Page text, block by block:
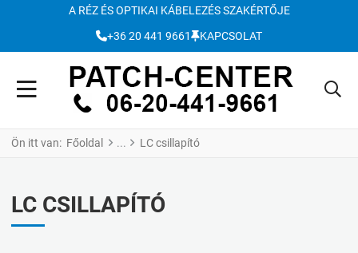
A RÉZ ÉS OPTIKAI KÁBELEZÉS SZAKÉRTŐJE
+36 20 441 9661 KAPCSOLAT
Ön itt van: Főoldal LC csillapító
LC CSILLAPÍTÓ